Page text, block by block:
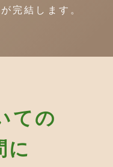
完結します。
ての
に